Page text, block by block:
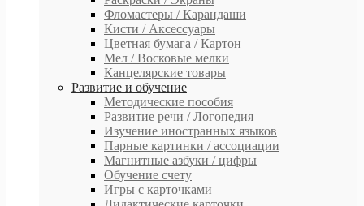
Фломастеры / Карандаши
Кисти / Аксессуары
Цветная бумага / Картон
Мел / Восковые мелки
Канцелярские товары
Развитие и обучение
Методические пособия
Развитие речи / Логопедия
Изучение иностранных языков
Парные картинки / ассоциации
Магнитные азбуки / цифры
Обучение счету
Игры с карточками